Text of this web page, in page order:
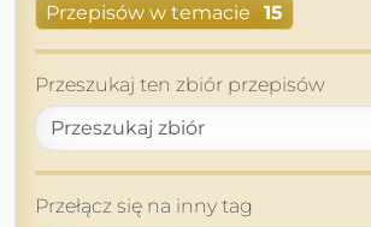
Przepisów w temacie 15
Przeszukaj ten zbiór przepisów
Przełącz się na inny tag